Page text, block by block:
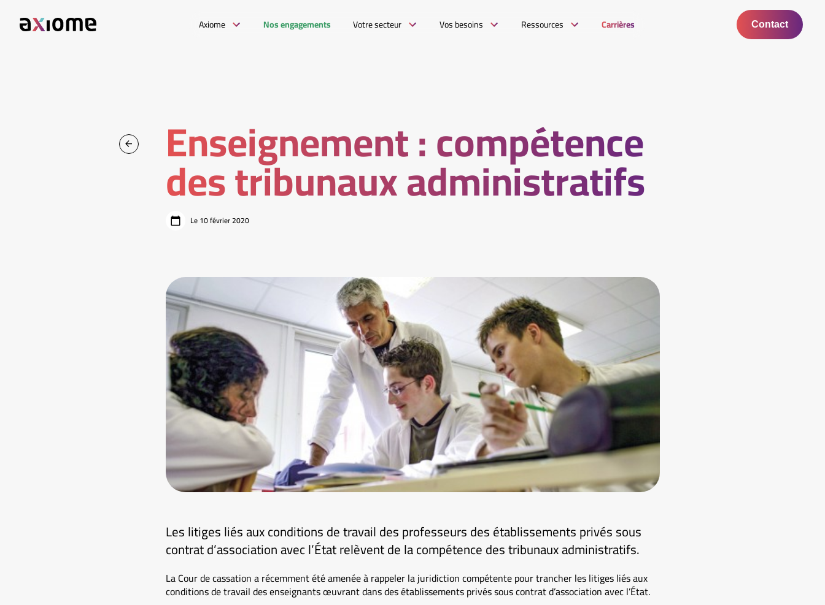
Axiome Nos engagements Votre secteur Vos besoins Ressources Carrières Contact
Enseignement : compétence
des tribunaux administratifs
Le 10 février 2020
Les litiges liés aux conditions de travail des professeurs des établissements privés sous
contrat d’association avec l’État relèvent de la compétence des tribunaux administratifs.
La Cour de cassation a récemment été amenée à rappeler la juridiction compétente pour trancher les litiges liés aux
conditions de travail des enseignants œuvrant dans des établissements privés sous contrat d’association avec l’État.